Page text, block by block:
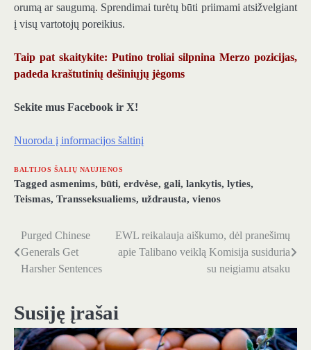
orumą ar saugumą. Sprendimai turėtų būti priimami atsižvelgiant
į visų vartotojų poreikius.
Taip pat skaitykite: Putino troliai silpnina Merzo pozicijas,
padeda kraštutinių dešiniųjų jėgoms
Sekite mus Facebook ir X!
Nuoroda į informacijos šaltinį
BALTIJOS ŠALIŲ NAUJIENOS
Tagged asmenims, būti, erdvėse, gali, lankytis, lyties,
Teismas, Transseksualiems, uždrausta, vienos
Navigacija
tarp
Purged Chinese
Generals Get
Harsher Sentences
EWL reikalauja aiškumo, dėl pranešimų
apie Talibano veiklą Komisija susiduria
su neigiamu atsaku
Susiję įrašai